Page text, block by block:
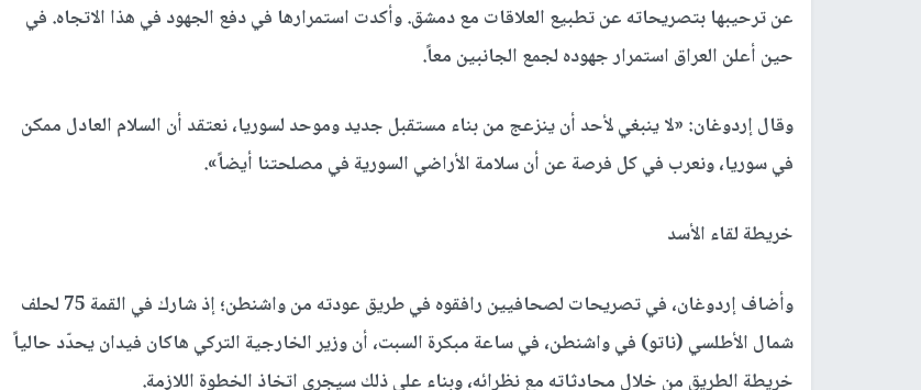
عن ترحيبها بتصريحاته عن تطبيع العلاقات مع دمشق. وأكدت استمرارها في دفع الجهود في هذا الاتجاه. في
حين أعلن العراق استمرار جهوده لجمع الجانبين معاً.
وقال إردوغان: «لا ينبغي لأحد أن ينزعج من بناء مستقبل جديد وموحد لسوريا، نعتقد أن السلام العادل ممكن
في سوريا، ونعرب في كل فرصة عن أن سلامة الأراضي السورية في مصلحتنا أيضاً».
خريطة لقاء الأسد
وأضاف إردوغان، في تصريحات لصحافيين رافقوه في طريق عودته من واشنطن؛ إذ شارك في القمة 75 لحلف
شمال الأطلسي (ناتو) في واشنطن، في ساعة مبكرة السبت، أن وزير الخارجية التركي هاكان فيدان يحدّد حالياً
خريطة الطريق من خلال محادثاته مع نظرائه، وبناء على ذلك سيجري اتخاذ الخطوة اللازمة.